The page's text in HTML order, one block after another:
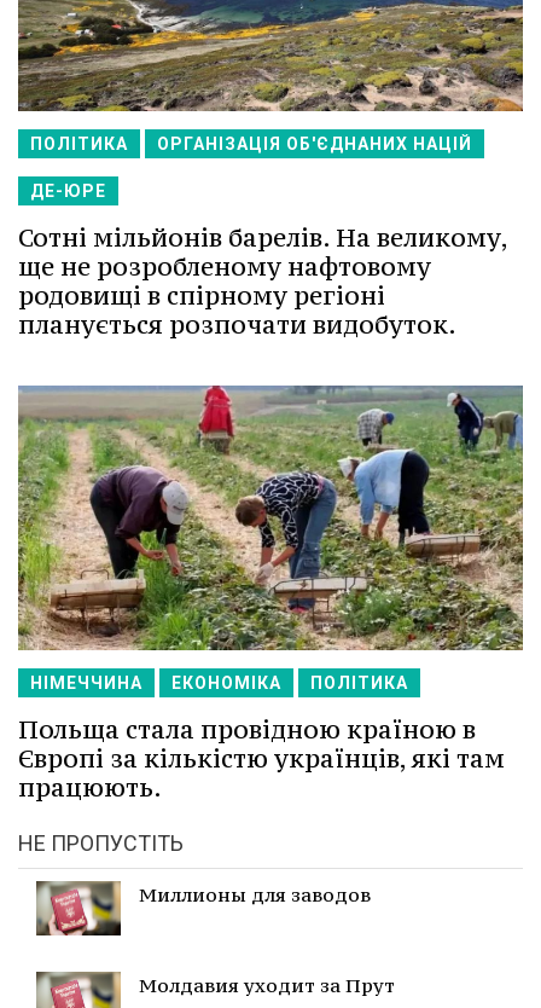
ПОЛІТИКА ОРГАНІЗАЦІЯ ОБ'ЄДНАНИХ НАЦІЙ
ДЕ-ЮРЕ
Сотні мільйонів барелів. На великому,
ще не розробленому нафтовому
родовищі в спірному регіоні
планується розпочати видобуток.
НІМЕЧЧИНА ЕКОНОМІКА ПОЛІТИКА
Польща стала провідною країною в
Європі за кількістю українців, які там
працюють.
НЕ ПРОПУСТІТЬ
Миллионы для заводов
Молдавия уходит за Прут